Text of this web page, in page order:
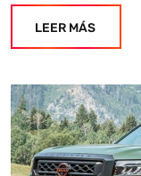
LEER MÁS